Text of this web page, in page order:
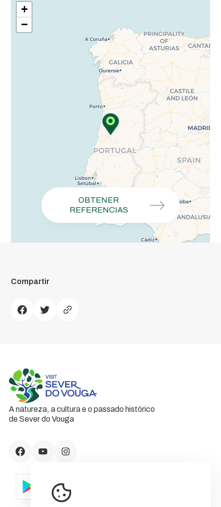
+
−
OBTENER
REFERENCIAS
Compartir
A natureza, a cultura e o passado histórico
de Sever do Vouga